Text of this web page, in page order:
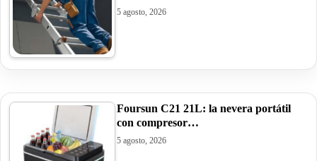
5 agosto, 2026
Foursun C21 21L: la nevera portátil
con compresor…
5 agosto, 2026